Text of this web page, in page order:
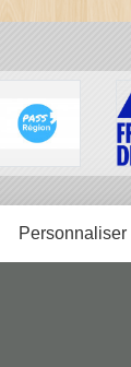
Personnaliser